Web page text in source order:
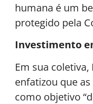
humana é um
protegido pela
Investimento
Em sua
enfatizou que
como objetivo